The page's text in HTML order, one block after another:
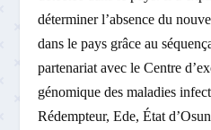
déterminer l’absence du
dans le pays grâce au
partenariat avec le Centre
génomique des maladies
Rédempteur, Ede, État